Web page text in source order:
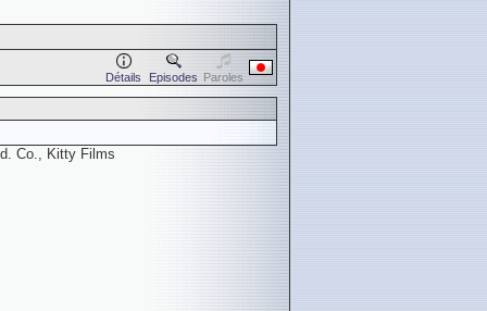
Détails Episodes Paroles
Co., Kitty Films